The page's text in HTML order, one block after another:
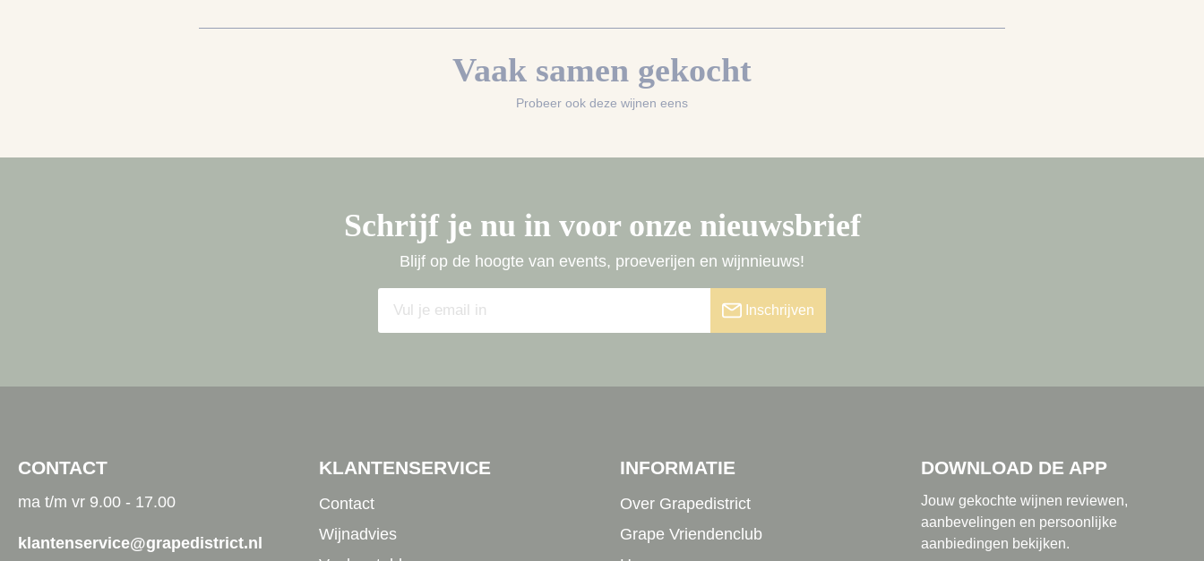
Vaak samen gekocht
Probeer ook deze wijnen eens
Schrijf je nu in voor onze nieuwsbrief
Blijf op de hoogte van events, proeverijen en wijnnieuws!
Inschrijven
CONTACT
ma t/m vr 9.00 - 17.00
klantenservice@grapedistrict.nl
KLANTENSERVICE
Contact
Wijnadvies
INFORMATIE
Over Grapedistrict
Grape Vriendenclub
DOWNLOAD DE APP
Jouw gekochte wijnen reviewen,
aanbevelingen en persoonlijke
aanbiedingen bekijken.